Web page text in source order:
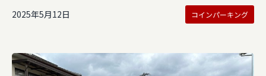
2025年5月12日 コインパーキング